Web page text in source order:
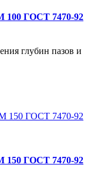
100 ГОСТ 7470-92
глубин пазов и
150 ГОСТ 7470-92